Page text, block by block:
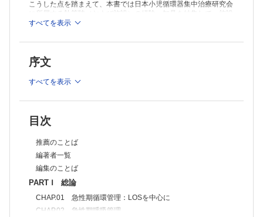
こうした点を踏まえて、本書では日本小児循環器集中治療研究会
に所属する執筆陣（および施設）の経験・知見を結集して、施設
間をまたぐ小児CICUのスタンダードなテキストを目指して制作
ぜひ本書を施設間の壁を越えた共通のリファレンスとして、そし
テキストとしてお役立てください。
※本製品はPCでの閲覧も可能です。
推奨ブラウザ： Firefox 最新版 / Google Chrome 最新版 / Safari
最新版
すべてを表示
序文
すべてを表示
目次
推薦のことば
編著者一覧
編集のことば
PART Ⅰ 総論
CHAP.01 急性期循環管理：LOSを中心に
CHAP.02 急性期呼吸管理